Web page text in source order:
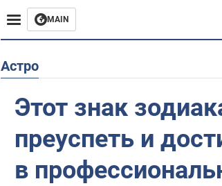
MAIN
Астро
Этот знак
преуспеть и
в